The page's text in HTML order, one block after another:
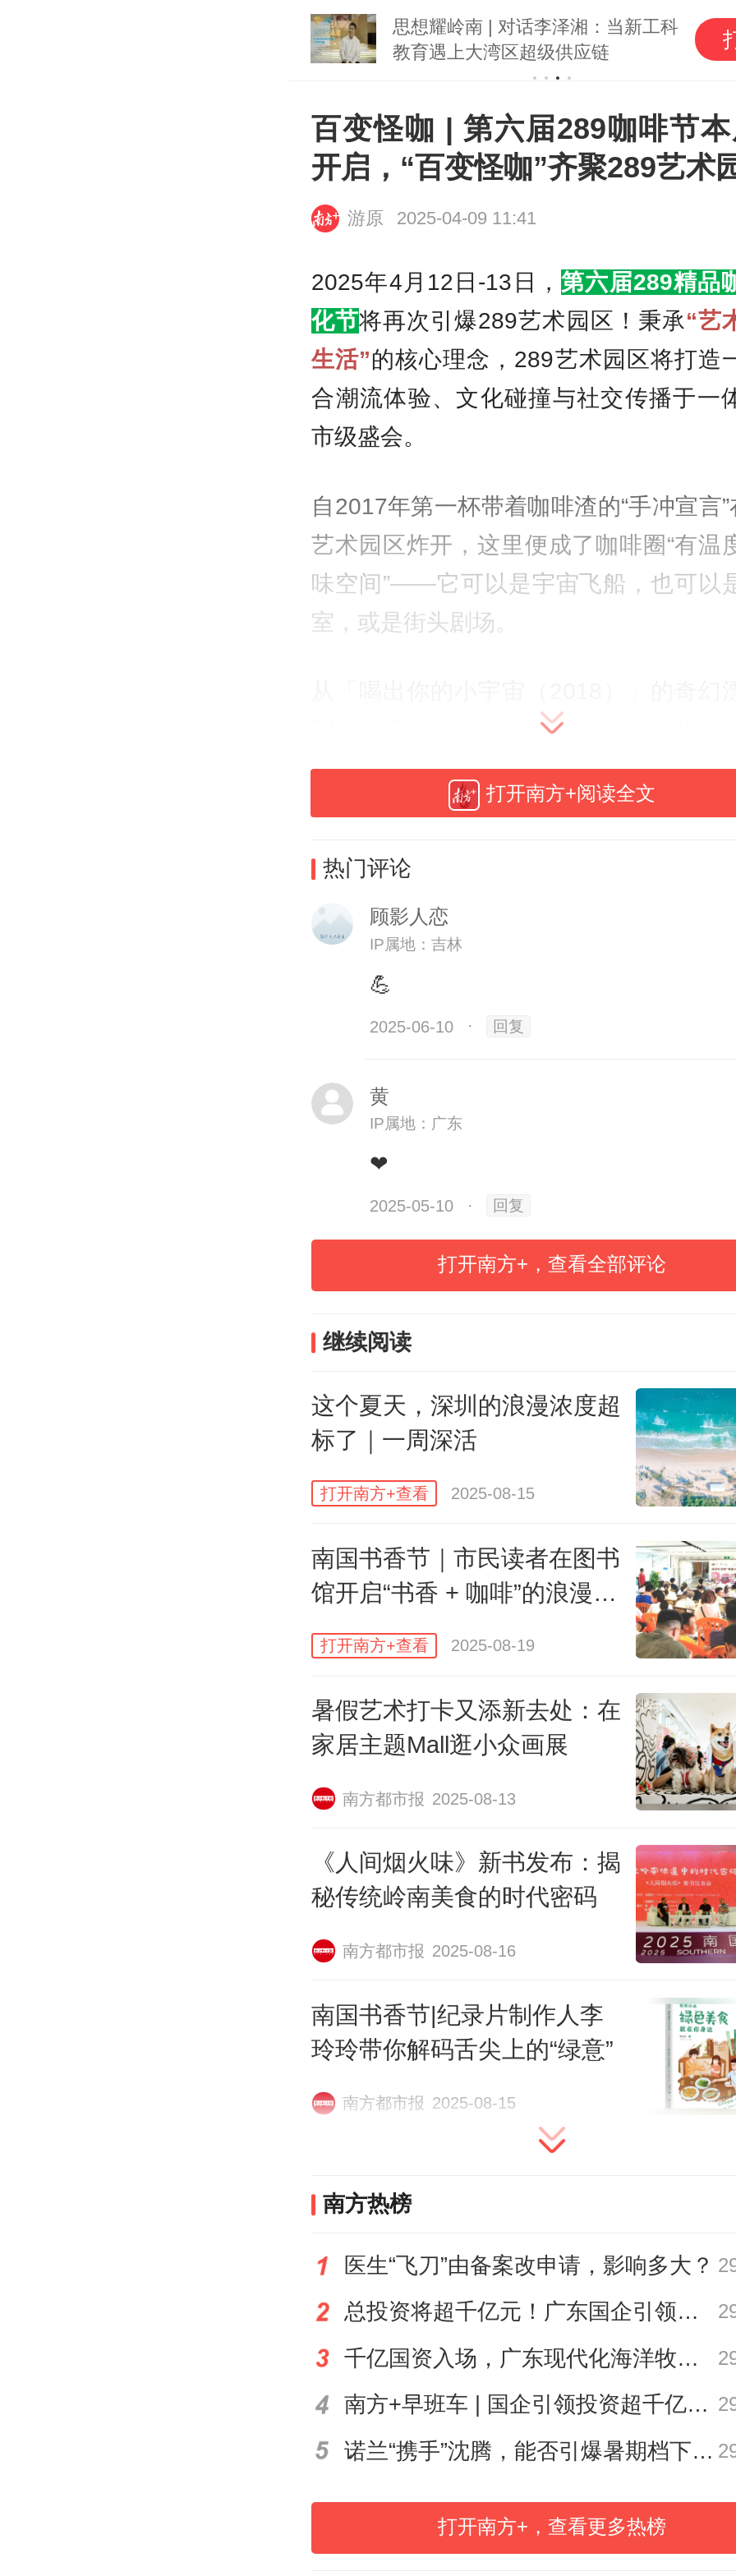
思想耀岭南 | 对话李泽湘：当新工科
教育遇上大湾区超级供应链
百变怪咖 | 第六届289咖啡节
开启，“百变怪咖”齐聚289艺术
游原 2025-04-09 11:41
2025年4月12日-13日，第六届289精品
化节将再次引爆289艺术园区！秉承“艺
生活”的核心理念，289艺术园区将打造
合潮流体验、文化碰撞与社交传播于一
市级盛会。
自2017年第一杯带着咖啡渣的“手冲宣言
艺术园区炸开，这里便成了咖啡圈“有温
味空间”——它可以是宇宙飞船，也可以
室，或是街头剧场。
到「头号玩咖（2020）」的身份解构，
今「百变怪咖」的叛逆宣言，289咖啡节
探索：当「咖啡」逐渐祛魅，289咖啡节
作为全国咖啡消费量TOP3的城市群，大
超60家大湾区独立品牌，用一杯杯创意
释「在地化」的无限可能：
深圳巡游咖啡让咖啡豆带上冒险气息；
顺德老围咖啡将顺德人对美味的执著
逅惊喜；
东莞Vanlife自由咖啡自带治愈buff；
中山等尔咖啡 坚持手冲本味；
广州本土叹啡 最爱捯饬各种出圈特调……
主理人述说直火深烘传奇；
北京观树咖啡
有微醺感；
苏州云华堂用传统蜜饯与咖啡进行味觉对
杭州松三岁用现采现炒西湖龙井，为大
大理游牧咖啡带来诗与远方；
打开南方+阅读全文
热门评论
顾影人恋
IP属地：吉林
💪
2025-06-10 · 回复
黄
IP属地：广东
❤
2025-05-10 · 回复
打开南方+，查看全部评论
继续阅读
这个夏天，深圳的浪漫浓度超
标了｜一周深活
打开南方+查看 2025-08-15
南国书香节｜市民读者在图书
馆开启“书香 + 咖啡”的浪漫邂
逅
打开南方+查看 2025-08-19
暑假艺术打卡又添新去处：在
家居主题Mall逛小众画展
南方都市报 2025-08-13
《人间烟火味》新书发布：揭
秘传统岭南美食的时代密码
南方都市报 2025-08-16
南国书香节|纪录片制作人李
玲玲带你解码舌尖上的“绿意”
南方都市报 2025-08-15
南方热榜
医生“飞刀”由备案改申请，影响多大？
总投资将超千亿元！广东国企引领现代化海洋牧场建设
千亿国资入场，广东现代化海洋牧场建设进入2.0时代｜聊点政经事
南方+早班车 | 国企引领投资超千亿！广东现代化海洋牧场建设提速
诺兰“携手”沈腾，能否引爆暑期档下半场？｜小南荐片
打开南方+，查看更多热榜